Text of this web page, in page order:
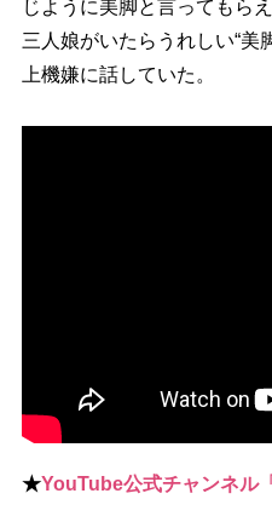
じように美脚と言ってもら
三人娘がいたらうれしい“美
上機嫌に話していた。
★YouTube公式チャンネル